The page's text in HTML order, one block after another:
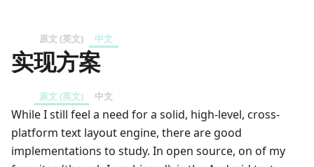
原文 (英文) 中文
实现方案
原文 (英文) 中文
While I still feel a need for a solid, high-level, cross-
platform text layout engine, there are good
implementations to study. In open source, on of my